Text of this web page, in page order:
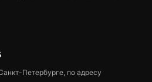
Петербурге, по адресу